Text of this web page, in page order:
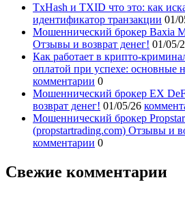
TxHash и TXID что это: как
идентификатор транзакции 01/
Мошеннический брокер Baxia
Отзывы и возврат денег! 01/05/
Как работает в крипто-
оплатой при успехе: основные
комментарии 0
Мошеннический брокер EX
возврат денег! 01/05/26
Мошеннический брокер
(propstartrading.com) Отзывы и
комментарии 0
Свежие комментарии